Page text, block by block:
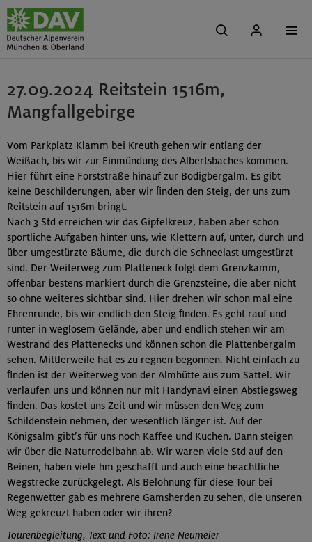
27.09.2024 Reitstein 1516m,
Mangfallgebirge
Vom Parkplatz Klamm bei Kreuth gehen wir entlang der
Weißach, bis wir zur Einmündung des Albertsbaches kommen.
Hier führt eine Forststraße hinauf zur Bodigbergalm. Es gibt
keine Beschilderungen, aber wir ﬁnden den Steig, der uns zum
Reitstein auf 1516m bringt.
Nach 3 Std erreichen wir das Gipfelkreuz, haben aber schon
sportliche Aufgaben hinter uns, wie Klettern auf, unter, durch und
über umgestürzte Bäume, die durch die Schneelast umgestürzt
sind. Der Weiterweg zum Platteneck folgt dem Grenzkamm,
offenbar bestens markiert durch die Grenzsteine, die aber nicht
so ohne weiteres sichtbar sind. Hier drehen wir schon mal eine
Ehrenrunde, bis wir endlich den Steig ﬁnden. Es geht rauf und
runter in weglosem Gelände, aber und endlich stehen wir am
Westrand des Plattenecks und können schon die Plattenbergalm
sehen. Mittlerweile hat es zu regnen begonnen. Nicht einfach zu
ﬁnden ist der Weiterweg von der Almhütte aus zum Sattel. Wir
verlaufen uns und können nur mit Handynavi einen Abstiegsweg
ﬁnden. Das kostet uns Zeit und wir müssen den Weg zum
Schildenstein nehmen, der wesentlich länger ist. Auf der
Königsalm gibt’s für uns noch Kaffee und Kuchen. Dann steigen
wir über die Naturrodelbahn ab. Wir waren viele Std auf den
Beinen, haben viele hm geschafft und auch eine beachtliche
Wegstrecke zurückgelegt. Als Belohnung für diese Tour bei
Regenwetter gab es mehrere Gamsherden zu sehen, die unseren
Weg gekreuzt haben oder wir ihren?
Tourenbegleitung, Text und Foto: Irene Neumeier